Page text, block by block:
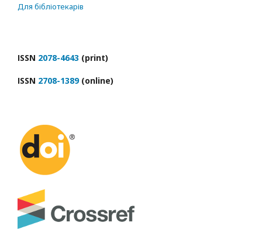
Для бібліотекарів
ІSSN 2078-4643 (print)
ІSSN 2708-1389(online)